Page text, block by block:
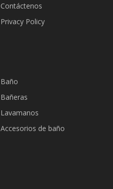
Contáctenos
Privacy Policy
Baño
Bañeras
Lavamanos
Accesorios de baño